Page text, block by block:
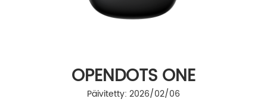
OPENDOTS ONE
Päivitetty: 2026/02/06